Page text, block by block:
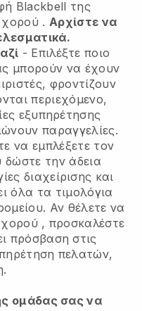
Blackbell της
χορού . Αρχίστε να
- Επιλέξτε ποιο
μπορούν να έχουν
φροντίζουν
περιεχόμενο,
εξυπηρέτησης
παραγγελίες.
να εμπλέξετε τον
την άδεια
διαχείρισης και
όλα τα τιμολόγια
Αν θέλετε να
, προσκαλέστε
πρόσβαση στις
πελατών,
ομάδας σας να